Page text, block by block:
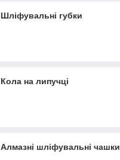
Шліфувальні губки
Кола на липучці
Алмазні шліфувальні чашки